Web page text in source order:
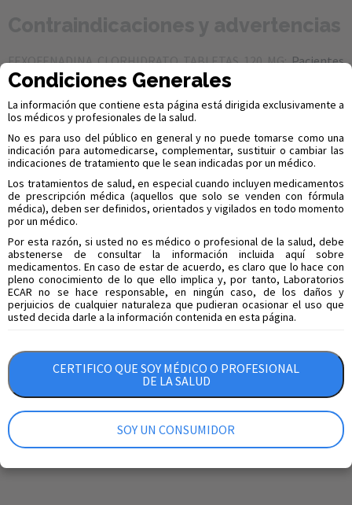
Condiciones Generales
La información que contiene esta página está dirigida exclusivamente a
los médicos y profesionales de la salud.
No es para uso del público en general y no puede tomarse como una
indicación para automedicarse, complementar, sustituir o cambiar las
indicaciones de tratamiento que le sean indicadas por un médico.
Los tratamientos de salud, en especial cuando incluyen medicamentos
de prescripción médica (aquellos que solo se venden con fórmula
médica), deben ser definidos, orientados y vigilados en todo momento
por un médico.
Por esta razón, si usted no es médico o profesional de la salud, debe
abstenerse de consultar la información incluida aquí sobre
medicamentos. En caso de estar de acuerdo, es claro que lo hace con
pleno conocimiento de lo que ello implica y, por tanto, Laboratorios
ECAR no se hace responsable, en ningún caso, de los daños y
perjuicios de cualquier naturaleza que pudieran ocasionar el uso que
usted decida darle a la información contenida en esta página.
CERTIFICO QUE SOY MÉDICO O PROFESIONAL
DE LA SALUD
SOY UN CONSUMIDOR
FEXOFENADINA CLORHIDRATO TABLETAS 120 MG:Pacientes
con hipersensibilidad conocida a la fexofenadina, a los
excipientes, embarazo, lactancia, niños menores de 12 años.
Advertencias y precauciones especiales de empleo: la seguridad
y efectividad en niños menores de 12 años no ha sido
establecida. No tomar con jugos de fruta. Embarazo: no
existen estudios adecuados y bien controlados en mujeres
embarazadas, por lo tanto, los datos disponibles sobre el uso
de fexofenadina en mujeres embarazadas son limitados. No
debe utilizarse durante el embarazo. Lactancia: no hay datos
sobre la concentración en leche materna después de
administrar fexofenadina. Sin embargo, cuando se administró
terfenadina a madres lactantes se pudo comprobar que la
fexofenadina pasaba a la leche materna. Por lo tanto, no se
recomienda administrar fexofenadina a madres en periodo de
lactancia. Fertilidad: no existen datos disponibles sobre los
efectos de fexofenadina en la fertilidad humana. No hubo
pruebas de deterioro de la fertilidad en ratones a los que se
conducir y utilizar maquinas: algunos pacientes pueden
presentar somnolencia y dificultad para realizar tareas
complejas por tanto deben evitar conducir y utilizar máquinas
que requieran animo vigilante.
Compartir en